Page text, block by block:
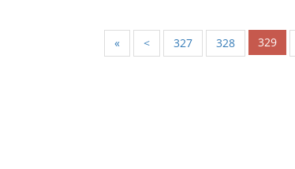
« < 327 328 329